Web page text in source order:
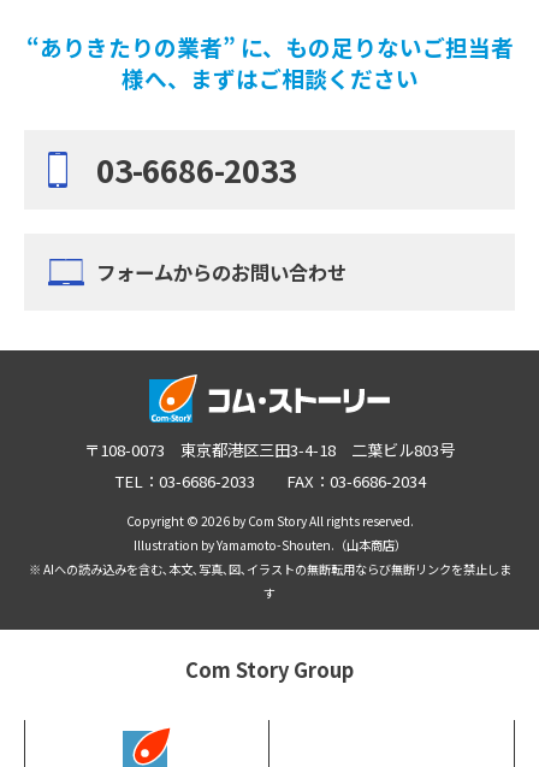
“ありきたりの業者” に、もの足りないご担当者
様へ、まずはご相談ください
03-6686-2033
フォームからのお問い合わせ
〒108-0073 東京都港区三田3-4-18 二葉ビル803号
TEL：03-6686-2033 FAX：03-6686-2034
Copyright © 2026 by Com Story All rights reserved.
Illustration by Yamamoto-Shouten.（山本商店）
※ AIへの読み込みを含む､本文､写真､図､イラストの無断転用ならび無断リンクを禁止しま
す
Com Story Group